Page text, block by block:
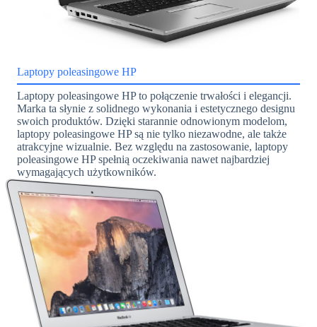
Laptopy poleasingowe HP
Laptopy poleasingowe HP to połączenie trwałości i elegancji.
Marka ta słynie z solidnego wykonania i estetycznego designu
swoich produktów. Dzięki starannie odnowionym modelom,
laptopy poleasingowe HP są nie tylko niezawodne, ale także
atrakcyjne wizualnie. Bez względu na zastosowanie, laptopy
poleasingowe HP spełnią oczekiwania nawet najbardziej
wymagających użytkowników.